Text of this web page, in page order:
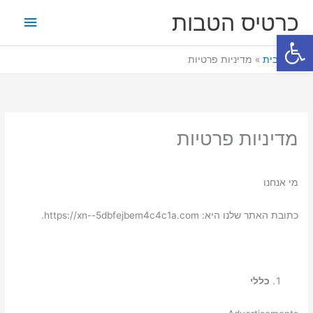
פתח סרגל נגישות
לתוכןכרטיס הטבות
ראשי
דף הבית מדיניות פרטיות
מדיניות פרטיות
מי אנחנו
כתובת האתר שלנו היא: https://xn--5dbfejbem4c4c1a.com.
כללי